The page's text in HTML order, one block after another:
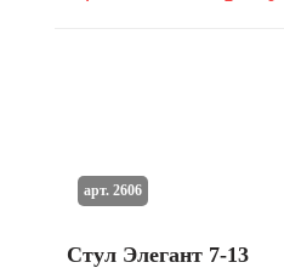
Стул Элегант 7-13
арт. 2606